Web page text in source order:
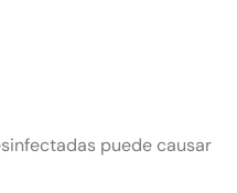
puede causar